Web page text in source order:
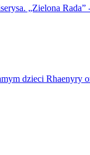
„Zielona
dzieci Rhaenyry